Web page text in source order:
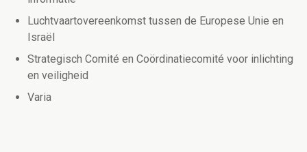
Luchtvaartovereenkomst tussen de Europese Unie en
Israël
Strategisch Comité en Coördinatiecomité voor inlichting
en veiligheid
Varia